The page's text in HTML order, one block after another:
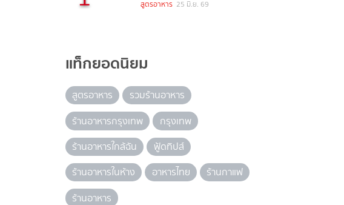
สูตรอาหาร 25 มิ.ย. 69
แท็กยอดนิยม
สูตรอาหาร
รวมร้านอาหาร
ร้านอาหารกรุงเทพ
กรุงเทพ
ร้านอาหารใกล้ฉัน
ฟู้ดทิปส์
ร้านอาหารในห้าง
อาหารไทย
ร้านกาแฟ
ร้านอาหาร